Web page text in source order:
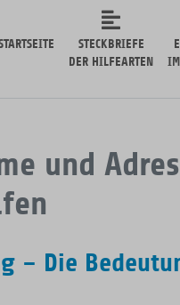
STECKBRIEFE
DER HILFEARTEN
und
– Die